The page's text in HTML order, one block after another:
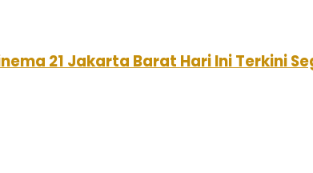
21 Jakarta Barat Hari Ini Terkini